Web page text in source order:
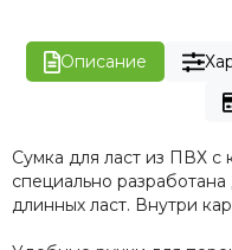
Описание
Сумка для ласт из ПВХ с
специально
длинных ласт. Внутри